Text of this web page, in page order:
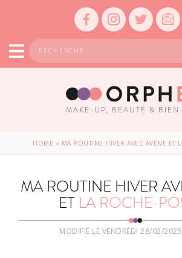
MAKE-UP, BEAUTÉ &
HOME » MA ROUTINE HIVER AVEC AVÈNE ET
MA ROUTINE HIVER
ET LA ROCHE-
MODIFIÉ LE VENDREDI 28/02/